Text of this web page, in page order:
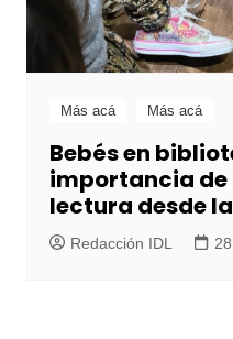
Más acá Más acá
Bebés en
importancia
lectura desde
Redacción IDL